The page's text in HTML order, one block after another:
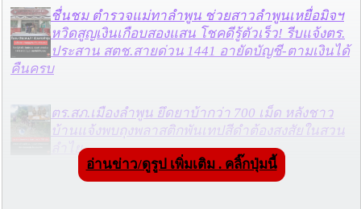
ชื่นชม ตำรวจแม่ทาลำพูน ช่วยสาวลำพูนเหยื่อมิจฯ
หวิดสูญเงินเกือบสองแสน โชคดีรู้ตัวเร็ว! รีบแจ้งตร.
ประสาน สตช.สายด่วน 1441 อายัดบัญชี-ตามเงินได้
คืนครบ
ตร.สภ.เมืองลำพูน ยึดยาบ้ากว่า 700 เม็ด หลังชาว
บ้านแจ้งพบถุงพลาสติกพันเทปสีดำต้องสงสัยในสวน
ลำไย
อ่านข่าว/ดูรูป เพิ่มเติม . คลิ๊กปุ่มนี้